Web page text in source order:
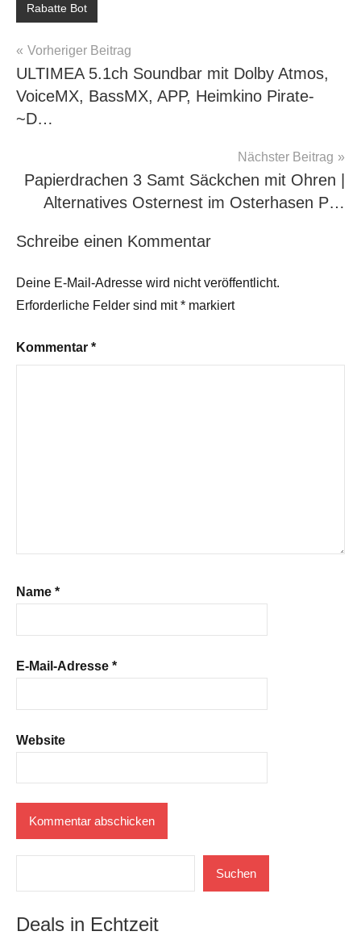
Rabatte Bot
Beitragsnavigation
Vorheriger Beitrag
ULTIMEA 5.1ch Soundbar mit Dolby Atmos,
VoiceMX, BassMX, APP, Heimkino Pirate-
~D…
Nächster Beitrag
Papierdrachen 3 Samt Säckchen mit Ohren |
Alternatives Osternest im Osterhasen P…
Schreibe einen Kommentar
Deine E-Mail-Adresse wird nicht veröffentlicht.
Erforderliche Felder sind mit* markiert
Kommentar *
Name *
E-Mail-Adresse *
Website
Suchen
Deals in Echtzeit